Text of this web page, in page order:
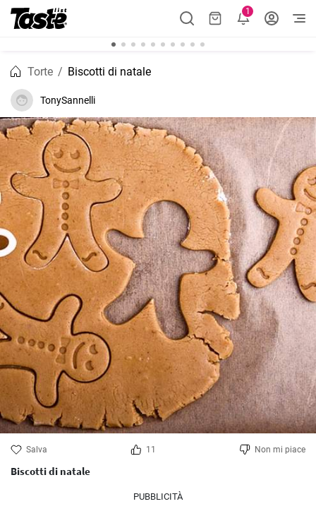
1
Torte Biscotti di natale
TonySannelli
Salva 11 Non mi piace
Biscotti di natale
PUBBLICITÀ